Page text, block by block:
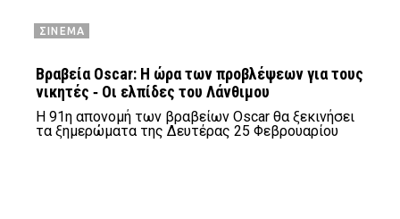
ΣΙΝΕΜΑ
Βραβεία Oscar: H ώρα των προβλέψεων για τους
νικητές ‑ Οι ελπίδες του Λάνθιμου
Η 91η απονομή των βραβείων Oscar θα ξεκινήσει
τα ξημερώματα της Δευτέρας 25 Φεβρουαρίου